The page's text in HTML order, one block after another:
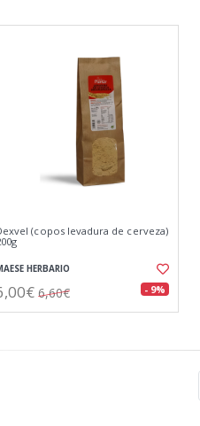
(copos levadura de cerveza)
HERBARIO
6,60€ - 9%